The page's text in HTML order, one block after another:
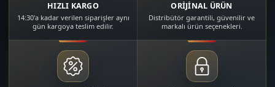
HIZLI KARGO
14:30'a kadar verilen siparişler aynı
gün kargoya teslim edilir.
ORİJİNAL ÜRÜN
Distribütör garantili, güvenilir ve
markalı ürün seçenekleri.